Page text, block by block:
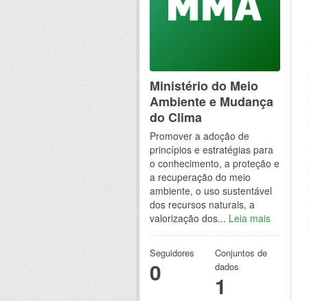
Ministério do Meio
Ambiente e Mudança
do Clima
Promover a adoção de
princípios e estratégias para
o conhecimento, a proteção e
a recuperação do meio
ambiente, o uso sustentável
dos recursos naturais, a
valorização dos... Leia mais
Seguidores
0
Conjuntos de
dados
1